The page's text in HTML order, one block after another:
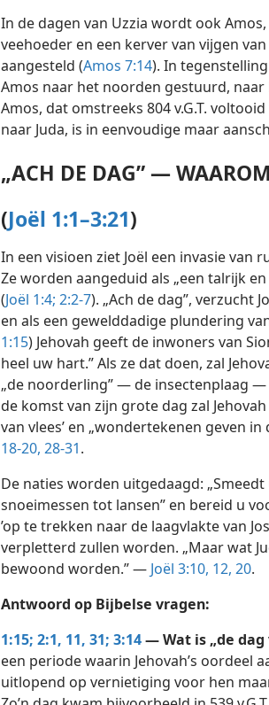
In de dagen van Uzzia wordt ook
veehoeder en een kerver van vijgen
aangesteld (Amos 7:14). In
Amos naar het noorden gestuurd,
Amos, dat omstreeks 804 v.G.T.
naar Juda, is in eenvoudige maar
„ACH DE DAG” —
(Joël 1:1–3:21)
In een visioen ziet Joël een invasie van
Ze worden aangeduid als „een talrijk
(Joël 1:4; 2:2-7). „Ach de dag”, verzucht
en als een gewelddadige plundering
1:15) Jehovah geeft de inwoners van
heel uw hart.” Als ze dat doen, zal
„de noorderling” — de insectenplaag
de komst van zijn grote dag zal
van vlees’ en „wondertekenen geven
18-20, 28-31.
De naties worden uitgedaagd:
snoeimessen tot lansen” en bereid u
’op te trekken naar de laagvlakte van
verpletterd zullen worden. „Maar wat
bewoond worden.” — Joël 3:10, 12, 20.
Antwoord op Bijbelse vragen:
1:15; 2:1, 11, 31; 3:14— Wat is „de dag
een periode waarin Jehovah’s oordeel
uitlopend op vernietiging voor hen